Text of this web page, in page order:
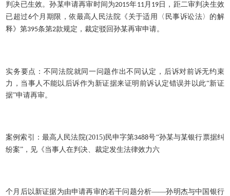
判决已生效。孙某申请再审时间为2015年11月 19 日，距二审判决生效
已超过6个月期限，依最高人民法院《关于适用〈民事诉讼法〉的解
释》第395条第2款规定，裁定驳回孙某再审申请。
实务要点：不同法院就同一问题作出不同认定，后诉对前诉无约束
力，当事人不能以后诉作为新证据来证明前诉认定错误并以此“新证
据”申请再审。
案例索引：最高人民法院(2015) 民申字第3488号“孙某与某银行票据纠
纷案”，见《当事人在判决、裁定发生法律效力六
个月后以新证据为由申请再审的若干问题分析——孙明杰与中国银行